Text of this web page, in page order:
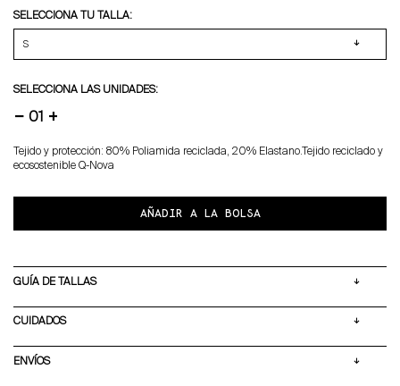
SELECCIONA TU TALLA:
SELECCIONA LAS UNIDADES:
− +
Tejido y protección: 80% Poliamida reciclada, 20% Elastano.Tejido reciclado y
ecosostenible Q-Nova
AÑADIR A LA BOLSA
GUÍA DE TALLAS
CUIDADOS
ENVÍOS